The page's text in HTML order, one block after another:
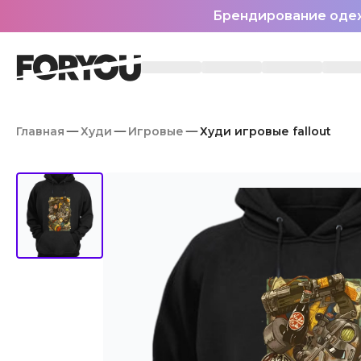
Брендирование
Главная Худи Игровые Худи игровые fallout